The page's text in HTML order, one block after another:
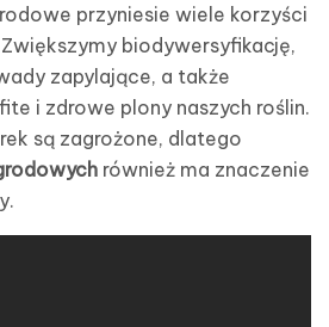
przyniesie wiele korzyści
biodywersyfikację,
zapylające, a także
i zdrowe plony naszych roślin.
są zagrożone, dlatego
również ma znaczenie